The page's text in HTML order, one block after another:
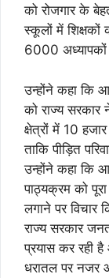
को रोजगार के
स्कूलों में
6000 अध्यापकों
उन्होंने कहा कि
को राज्य सरकार
क्षेत्रों में 10
ताकि पीड़ित
उन्होंने कहा कि
पाठ्यक्रम को
लगाने पर विचार
राज्य सरकार
प्रयास कर रही
धरातल पर नजर